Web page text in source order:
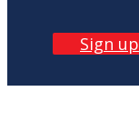
Sign up